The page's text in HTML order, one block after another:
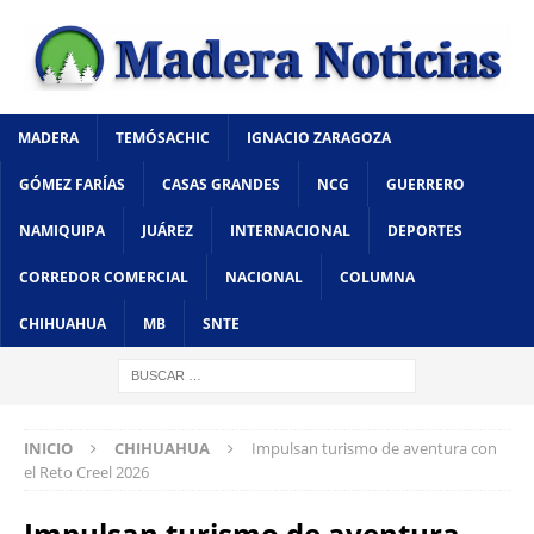
MADERA TEMÓSACHIC IGNACIO ZARAGOZA
GÓMEZ FARÍAS CASAS GRANDES NCG GUERRERO
NAMIQUIPA JUÁREZ INTERNACIONAL DEPORTES
CORREDOR COMERCIAL NACIONAL COLUMNA
CHIHUAHUA MB SNTE
INICIO CHIHUAHUA
Impulsan turismo de aventura con
el Reto Creel 2026